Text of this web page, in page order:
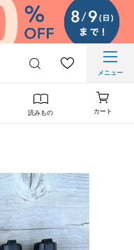
メニュー
読みもの カート